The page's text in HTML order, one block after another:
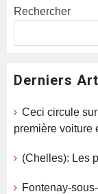
Rechercher
Derniers
Ceci circule
première voiture
(Chelles): Les
Fontenay-